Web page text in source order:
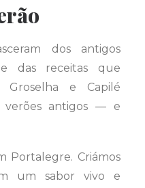
dos antigos
das receitas que
Groselha e Capilé
verões antigos — e
Portalegre. Criámos
um sabor vivo e